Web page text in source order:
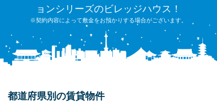
ョンシリーズのビレッジハウス！
※契約内容によって敷金をお預かりする場合がございます。
都道府県別の賃貸物件